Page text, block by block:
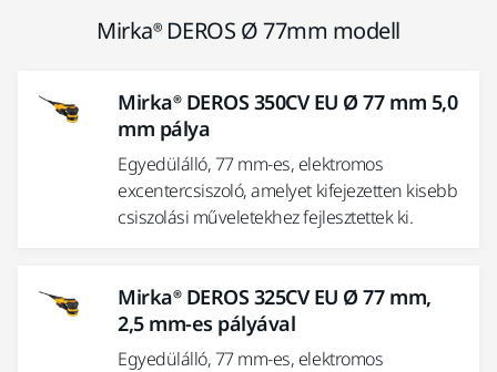
Mirka® DEROS Ø 77mm modell
Mirka® DEROS 350CV EU Ø 77 mm 5,0
mm pálya
Egyedülálló, 77 mm-es, elektromos
excentercsiszoló, amelyet kifejezetten kisebb
csiszolási műveletekhez fejlesztettek ki.
Mirka® DEROS 325CV EU Ø 77 mm,
2,5 mm-es pályával
Egyedülálló, 77 mm-es, elektromos